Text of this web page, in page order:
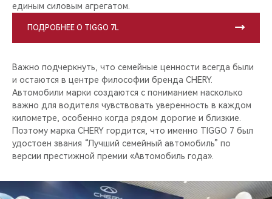
единым силовым агрегатом.
ПОДРОБНЕЕ О TIGGO 7L
Важно подчеркнуть, что семейные ценности всегда были
и остаются в центре философии бренда CHERY.
Автомобили марки создаются с пониманием насколько
важно для водителя чувствовать уверенность в каждом
километре, особенно когда рядом дорогие и близкие.
Поэтому марка CHERY гордится, что именно TIGGO 7 был
удостоен звания “Лучший семейный автомобиль” по
версии престижной премии «Автомобиль года».